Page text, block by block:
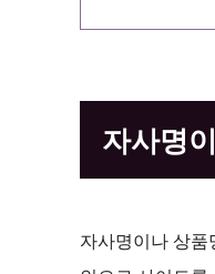
자사명
자사명이나 상